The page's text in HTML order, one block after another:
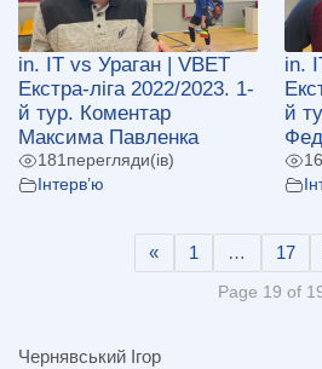
in. IT vs Ураган | VBET
Екстра-ліга 2022/2023. 1-
й тур. Коментар
Максима Павленка
181 перегляди(ів)
Інтерв’ю
in.
й
« 1 … 17
Page 19 of
Чернявський Ігор